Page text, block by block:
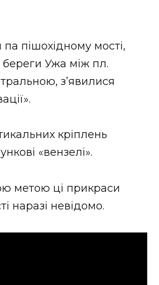
(відеоверсія)
НОВИНИ
пішохідному мості,
береги Ужа між пл.
з’явилися
кріплень
«вензелі».
метою ці прикраси
наразі невідомо.